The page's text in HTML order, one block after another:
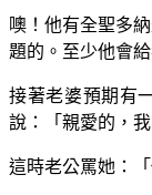
噢！他有全聖多
題的。至少他會
接著老婆預期有
說：「親愛的，我
這時老公罵她：「